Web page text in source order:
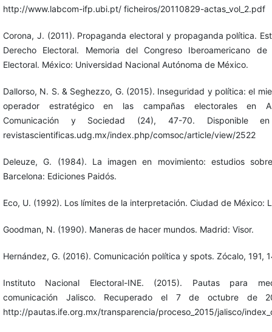
http://www.labcom-ifp.ubi.pt/ ficheiros/20110829-actas_vol_2.pdf
Corona, J. (2011). Propaganda electoral y propaganda política.
Derecho Electoral. Memoria del Congreso Iberoamericano de
Electoral. México: Universidad Nacional Autónoma de México.
Dallorso, N. S. & Seghezzo, G. (2015). Inseguridad y política: el
operador estratégico en las campañas electorales en
Comunicación y Sociedad (24), 47-70. Disponible
revistascientificas.udg.mx/index.php/comsoc/article/view/2522
Deleuze, G. (1984). La imagen en movimiento: estudios
Barcelona: Ediciones Paidós.
Eco, U. (1992). Los límites de la interpretación. Ciudad de México:
Goodman, N. (1990). Maneras de hacer mundos. Madrid: Visor.
Hernández, G. (2016). Comunicación política y spots. Zócalo, 191,
Instituto Nacional Electoral-INE. (2015). Pautas para
comunicación Jalisco. Recuperado el 7 de octubre de
http://pautas.ife.org.mx/transparencia/proceso_2015/jalisco/